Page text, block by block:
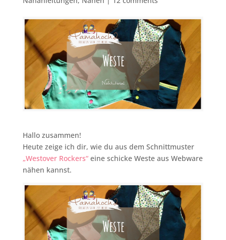
Hallo zusammen!
Heute zeige ich dir, wie du aus dem Schnittmuster
„Westover Rockers“eine schicke Weste aus Webware
nähen kannst.